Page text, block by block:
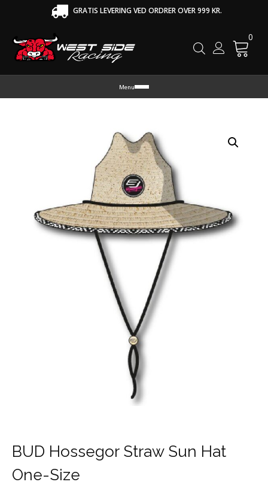
GRATIS LEVERING VED ORDRER OVER 999 KR.
0
Menu
BUD Hossegor Straw Sun Hat
One-Size